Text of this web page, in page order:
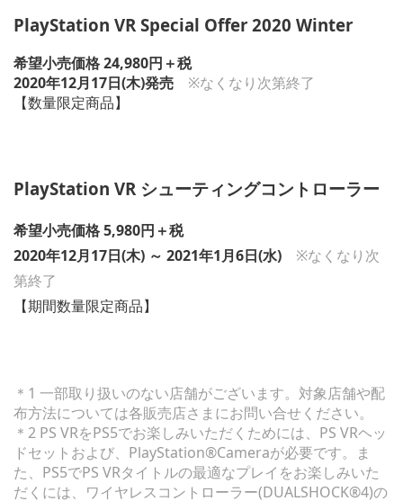
PlayStation VR Special Offer 2020 Winter
希望小売価格 24,980円＋税
2020年12月17日(木)発売
※なくなり次第終了
【数量限定商品】
PlayStation VR シューティングコントローラー
希望小売価格 5,980円＋税
2020年12月17日(木) ～ 2021年1月6日(水)
※なくなり次
第終了
【期間数量限定商品】
＊1 一部取り扱いのない店舗がございます。対象店舗や配
布方法については各販売店さまにお問い合せください。
＊2 PS VRをPS5でお楽しみいただくためには、PS VRヘッ
ドセットおよび、PlayStation®Cameraが必要です。ま
た、PS5でPS VRタイトルの最適なプレイをお楽しみいた
だくには、ワイヤレスコントローラー(DUALSHOCK®4)の